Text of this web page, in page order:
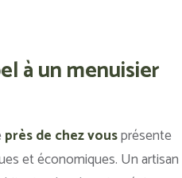
à un menuisier
près de chez vousprésente
et économiques. Un artisan